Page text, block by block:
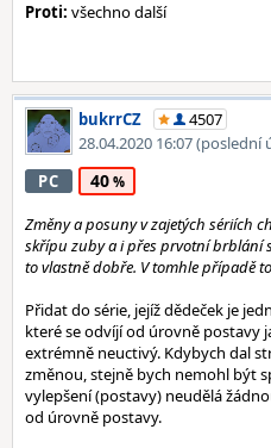
Proti: všechno další
bukrrCZ
4507
28.04.2020 16:07(poslední
PC 40
Změny a posuny v zajetých sériích
skřípu zuby a i přes prvotní brblání
to vlastně dobře. V tomhle případě
Přidat do série, jejíž dědeček je
které se odvíjí od úrovně postavy
extrémně neuctivý. Kdybych dal
změnou, stejně bych nemohl být
vylepšení (postavy) neudělá
od úrovně postavy.